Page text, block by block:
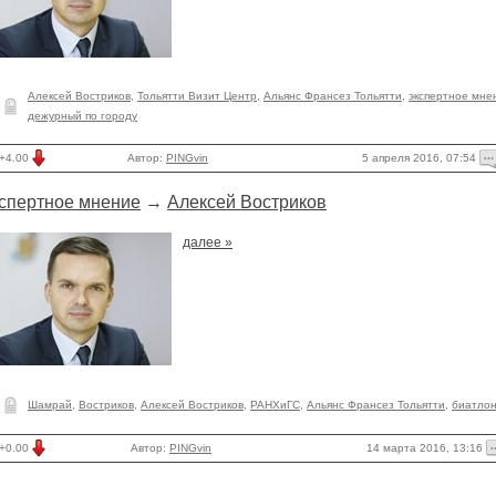
Алексей Востриков Тольятти Визит Центр Альянс Франсез Тольятти экспертное
дежурный по городу
+4.00 Автор: PINGvin 5 апреля 2016, 07:54
мнение → Алексей Востриков
далее »
Шамрай Востриков Алексей Востриков РАНХиГС Альянс Франсез Тольятти биатлон
+0.00 Автор: PINGvin 14 марта 2016, 13:16